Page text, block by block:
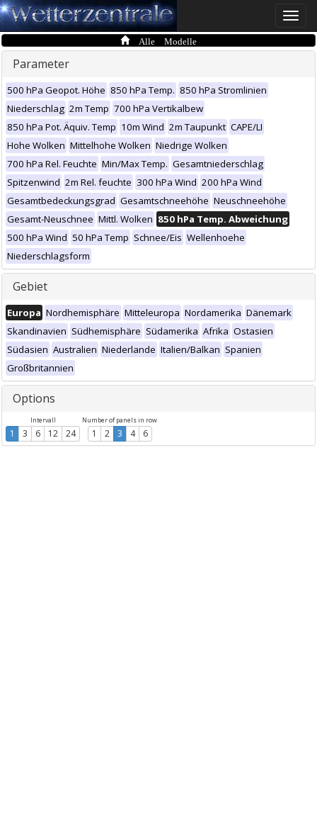
Toggle
Alle Modelle
Parameter
500 hPa Geopot. Höhe 850 hPa Temp. 850 hPa Stromlinien
Niederschlag 2m Temp 700 hPa Vertikalbew
850 hPa Pot. Äquiv. Temp 10m Wind 2m Taupunkt CAPE/LI
Hohe Wolken Mittelhohe Wolken Niedrige Wolken
700 hPa Rel. Feuchte Min/Max Temp. Gesamtniederschlag
Spitzenwind 2m Rel. feuchte 300 hPa Wind 200 hPa Wind
Gesamtbedeckungsgrad Gesamtschneehöhe Neuschneehöhe
Gesamt-Neuschnee Mittl. Wolken 850 hPa Temp. Abweichung
500 hPa Wind 50 hPa Temp Schnee/Eis Wellenhoehe
Niederschlagsform
Gebiet
Europa Nordhemisphäre Mitteleuropa Nordamerika Dänemark
Skandinavien Südhemisphäre Südamerika Afrika Ostasien
Südasien Australien Niederlande Italien/Balkan Spanien
Großbritannien
Options
Intervall
1 3 6 12 24
Number of panels in row
1 2 3 4 6